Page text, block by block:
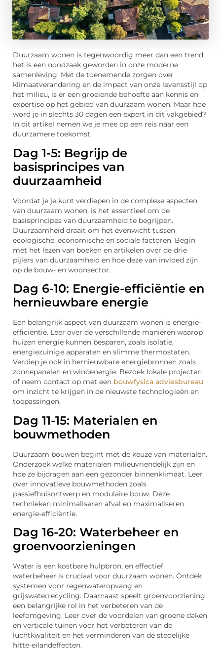
Duurzaam wonen is tegenwoordig meer dan een trend;
het is een noodzaak geworden in onze moderne
samenleving. Met de toenemende zorgen over
klimaatverandering en de impact van onze levensstijl op
het milieu, is er een groeiende behoefte aan kennis en
expertise op het gebied van duurzaam wonen. Maar hoe
word je in slechts 30 dagen een expert in dit vakgebied?
In dit artikel nemen we je mee op een reis naar een
duurzamere toekomst.
Dag 1-5: Begrijp de
basisprincipes van
duurzaamheid
Voordat je je kunt verdiepen in de complexe aspecten
van duurzaam wonen, is het essentieel om de
basisprincipes van duurzaamheid te begrijpen.
Duurzaamheid draait om het evenwicht tussen
ecologische, economische en sociale factoren. Begin
met het lezen van boeken en artikelen over de drie
pijlers van duurzaamheid en hoe deze van invloed zijn
op de bouw- en woonsector.
Dag 6-10: Energie-efficiëntie en
hernieuwbare energie
Een belangrijk aspect van duurzaam wonen is energie-
efficiëntie. Leer over de verschillende manieren waarop
huizen energie kunnen besparen, zoals isolatie,
energiezuinige apparaten en slimme thermostaten.
Verdiep je ook in hernieuwbare energiebronnen zoals
zonnepanelen en windenergie. Bezoek lokale projecten
of neem contact op met een bouwfysica adviesbureau
om inzicht te krijgen in de nieuwste technologieën en
toepassingen.
Dag 11-15: Materialen en
bouwmethoden
Duurzaam bouwen begint met de keuze van materialen.
Onderzoek welke materialen milieuvriendelijk zijn en
hoe ze bijdragen aan een gezonder binnenklimaat. Leer
over innovatieve bouwmethoden zoals
passiefhuisontwerp en modulaire bouw. Deze
technieken minimaliseren afval en maximaliseren
energie-efficiëntie.
Dag 16-20: Waterbeheer en
groenvoorzieningen
Water is een kostbare hulpbron, en effectief
waterbeheer is cruciaal voor duurzaam wonen. Ontdek
systemen voor regenwateropvang en
grijswaterrecycling. Daarnaast speelt groenvoorziening
een belangrijke rol in het verbeteren van de
leefomgeving. Leer over de voordelen van groene daken
en verticale tuinen voor het verbeteren van de
luchtkwaliteit en het verminderen van de stedelijke
hitte-eilandeffecten.